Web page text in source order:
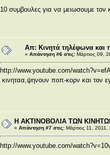
10 συμβουλες για να μειωσουμε τον
Απ: Κινητά τηλέφωνα και
« Απάντηση #6 στις:Μάρτιος 09,
http://www.youtube.com/
κινηταα,ψηνουν ποπ-κορν και τον
Η ΑΚΤΙΝΟΒΟΛΙΑ ΤΩΝ
« Απάντηση #7 στις:Μάρτιος 11,
http://www.youtube.com/